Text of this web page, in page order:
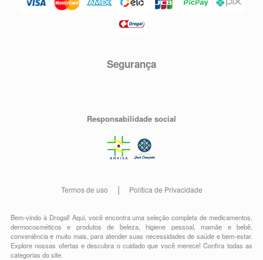
Segurança
Responsabilidade social
Termos de uso Política de Privacidade
Bem-vindo à Drogal! Aqui, você encontra uma seleção completa demedicamentos
dermocosméticos e produtos de beleza,higiene pessoal,mamãe e bebê
conveniênciae muito mais, para atender suas necessidades de saúde e bem-estar.
Explore nossas ofertas e descubra o cuidado que você merece!Confira todas as
categorias do site.